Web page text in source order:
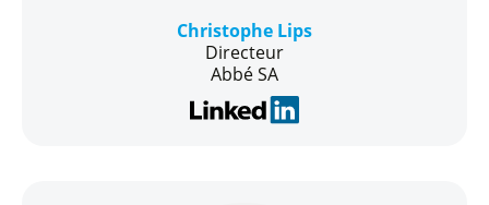
Christophe Lips
Directeur
Abbé SA